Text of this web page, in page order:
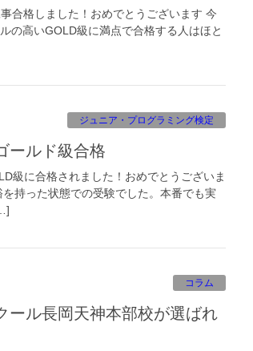
合格しました！おめでとうございます 今
の高いGOLD級に満点で合格する人はほと
ジュニア・プログラミング検定
ールド級合格
級に合格されました！おめでとうございま
持った状態での受験でした。本番でも実
コラム